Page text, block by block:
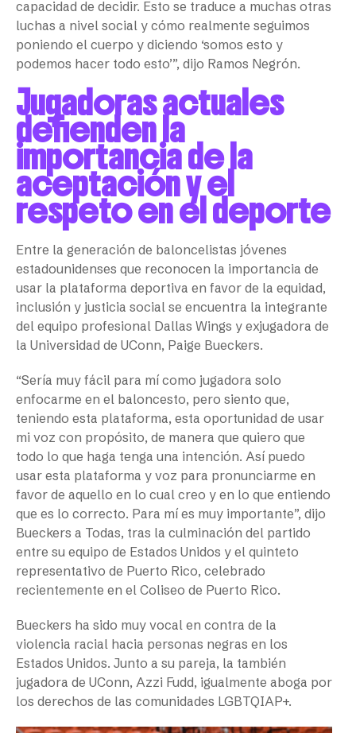
capacidad de decidir. Esto se traduce a muchas otras
luchas a nivel social y cómo realmente seguimos
poniendo el cuerpo y diciendo ‘somos esto y
podemos hacer todo esto’”, dijo Ramos Negrón.
Jugadoras actuales
defienden la
importancia de la
aceptación y el
respeto en el deporte
Entre la generación de baloncelistas jóvenes
estadounidenses que reconocen la importancia de
usar la plataforma deportiva en favor de la equidad,
inclusión y justicia social se encuentra la integrante
del equipo profesional Dallas Wings y exjugadora de
la Universidad de UConn, Paige Bueckers.
“Sería muy fácil para mí como jugadora solo
enfocarme en el baloncesto, pero siento que,
teniendo esta plataforma, esta oportunidad de usar
mi voz con propósito, de manera que quiero que
todo lo que haga tenga una intención. Así puedo
usar esta plataforma y voz para pronunciarme en
favor de aquello en lo cual creo y en lo que entiendo
que es lo correcto. Para mí es muy importante”, dijo
Bueckers a Todas, tras la culminación del partido
entre su equipo de Estados Unidos y el quinteto
representativo de Puerto Rico, celebrado
recientemente en el Coliseo de Puerto Rico.
Bueckers ha sido muy vocal en contra de la
violencia racial hacia personas negras en los
Estados Unidos. Junto a su pareja, la también
jugadora de UConn, Azzi Fudd, igualmente aboga por
los derechos de las comunidades LGBTQIAP+.